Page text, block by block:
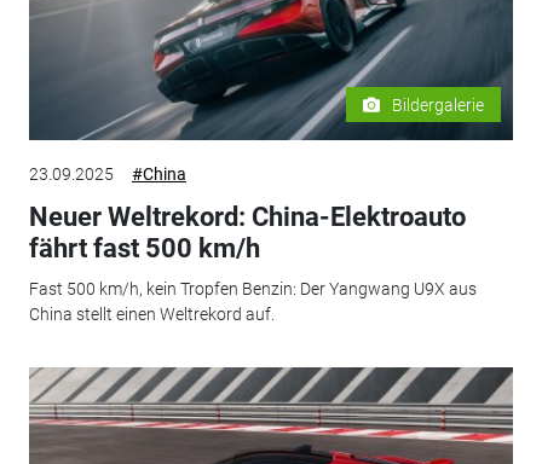
Bildergalerie
23.09.2025 #China
Neuer Weltrekord: China-Elektroauto
fährt fast 500 km/h
Fast 500 km/h, kein Tropfen Benzin: Der Yangwang U9X aus
China stellt einen Weltrekord auf.